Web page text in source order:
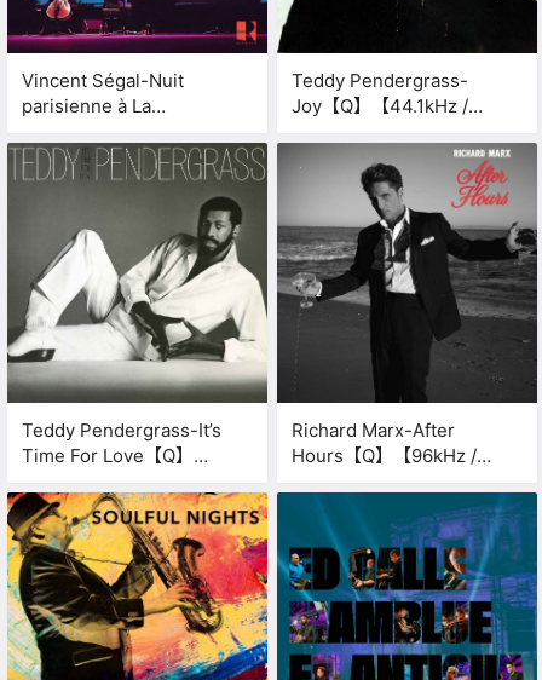
Vincent Ségal-Nuit
parisienne à La
24bit】
Teddy Pendergrass-
Joy【Q】【44.1kHz /
Teddy Pendergrass-It’s
Time For Love【Q】
Richard Marx-After
Hours【Q】【96kHz /